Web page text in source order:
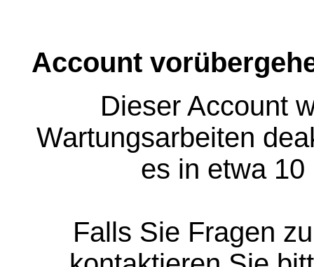
Account
Dieser Account
Wartungsarbeiten
es in etwa
Falls Sie Fragen